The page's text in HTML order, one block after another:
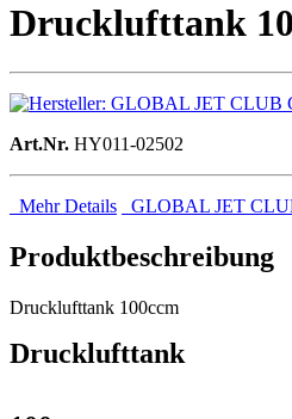
Drucklufttank
Art.Nr. HY011-02502
Mehr Details GLOBAL JET
Produktbeschreibung
Drucklufttank 100ccm
Drucklufttank